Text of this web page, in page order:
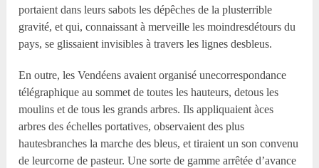
portaient dans leurs sabots les dépêches de la plusterrible
gravité, et qui, connaissant à merveille les moindresdétours du
pays, se glissaient invisibles à travers les lignes desbleus.
En outre, les Vendéens avaient organisé unecorrespondance
télégraphique au sommet de toutes les hauteurs, detous les
moulins et de tous les grands arbres. Ils appliquaient àces
arbres des échelles portatives, observaient des plus
hautesbranches la marche des bleus, et tiraient un son convenu
de leurcorne de pasteur. Une sorte de gamme arrêtée d’avance